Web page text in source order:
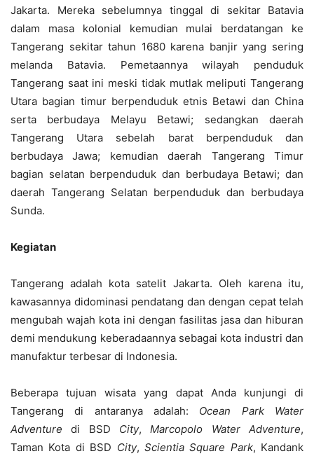
Jakarta. Mereka sebelumnya tinggal di sekitar Batavia
dalam masa kolonial kemudian mulai berdatangan ke
Tangerang sekitar tahun 1680 karena banjir yang sering
melanda Batavia. Pemetaannya wilayah penduduk
Tangerang saat ini meski tidak mutlak meliputi Tangerang
Utara bagian timur berpenduduk etnis Betawi dan China
serta berbudaya Melayu Betawi; sedangkan daerah
Tangerang Utara sebelah barat berpenduduk dan
berbudaya Jawa; kemudian daerah Tangerang Timur
bagian selatan berpenduduk dan berbudaya Betawi; dan
daerah Tangerang Selatan berpenduduk dan berbudaya
Sunda.
Kegiatan
Tangerang adalah kota satelit Jakarta. Oleh karena itu,
kawasannya didominasi pendatang dan dengan cepat telah
mengubah wajah kota ini dengan fasilitas jasa dan hiburan
demi mendukung keberadaannya sebagai kota industri dan
manufaktur terbesar di Indonesia.
Beberapa tujuan wisata yang dapat Anda kunjungi di
Tangerang di antaranya adalah: Ocean Park
Water
Adventuredi BSD City,Marcopolo Water Adventure,
Taman Kota di BSD City, Scientia Square Park, Kandank